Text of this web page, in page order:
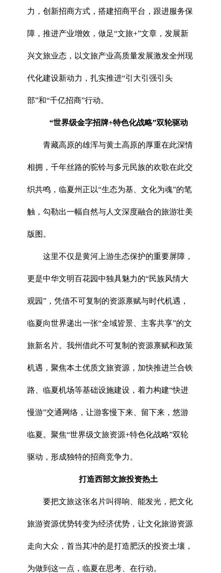
力，创新招商方式，搭建招商平台，跟进服务保
障，推进产业增效，做足“文旅+”文章，发展新
兴文旅业态，以文旅产业高质量发展激发全州现
代化建设新动力，扎实推进“引大引强引头
部”和“千亿招商”行动。
“世界级金字招牌+特色化战略”双轮驱动
青藏高原的雄浑与黄土高原的厚重在此深情
相拥，千年丝路的驼铃与多元民族的欢歌在此交
织共鸣，临夏州正以“生态为基、文化为魂”的笔
触，勾勒出一幅自然与人文深度融合的旅游壮美
版图。
这里不仅是黄河上游生态保护的重要屏障，
更是中华文明百花园中独具魅力的“民族风情大
观园”，凭借不可复制的资源禀赋与时代机遇，
临夏向世界递出一张“全域皆景、主客共享”的文
旅新名片。我州借此不可复制的资源禀赋和政策
机遇，聚焦本土优质文旅资源，加快推进兰合铁
路、临夏机场等基础设施建设，着力构建“快进
慢游”交通网络，让游客慢下来、留下来，悠游
临夏。聚焦“世界级文旅资源+特色化战略”双轮
驱动，形成独特的招商竞争力。
打造西部文旅投资热土
要把文旅这张名片叫得响、能发光，把文化
旅游资源优势转变为经济优势，让文化旅游资源
走向大众，首当其冲的是打造肥沃的投资土壤，
为做到这一点，临夏在思考、在行动。